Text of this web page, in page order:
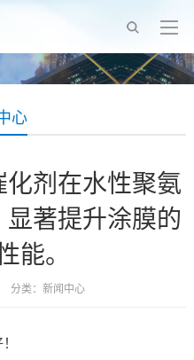
心
剂在水性聚氨
著提升涂膜的
能。
分类： 新闻中心